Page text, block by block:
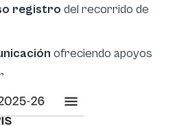
registro del recorrido de
ofreciendo apoyos